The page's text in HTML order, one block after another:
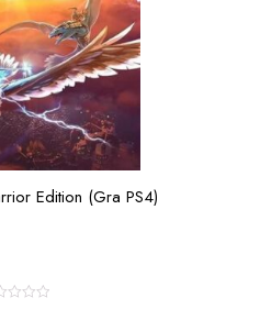
Edition (Gra PS4)